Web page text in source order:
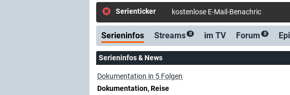
Serienticker kostenlose E-Mail-Benachrichtigung
Serieninfos Streams 0 im TV Forum 0
Serieninfos & News
Dokumentation in 5 Folgen
Dokumentation, Reise